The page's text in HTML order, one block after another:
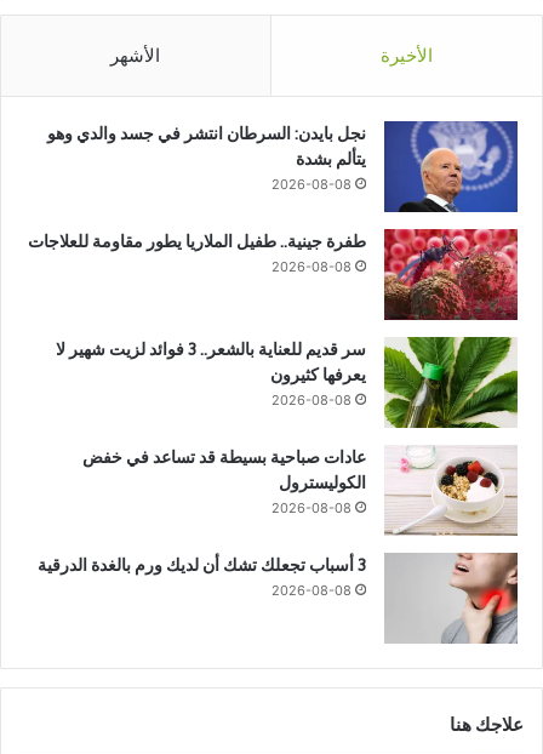
الأخيرة الأشهر
نجل بايدن: السرطان انتشر في جسد والدي وهو
يتألم بشدة
2026-08-08
طفرة جينية.. طفيل الملاريا يطور مقاومة للعلاجات
2026-08-08
سر قديم للعناية بالشعر.. 3 فوائد لزيت شهير لا
يعرفها كثيرون
2026-08-08
عادات صباحية بسيطة قد تساعد في خفض
الكوليسترول
2026-08-08
3 أسباب تجعلك تشك أن لديك ورم بالغدة الدرقية
2026-08-08
علاجك هنا